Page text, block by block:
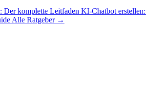
Der komplette Leitfaden KI-Chatbot
Alle Ratgeber →